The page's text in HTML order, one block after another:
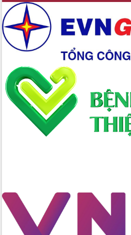
Chuyển đổi số 'mở đường' cho nông
nghiệp Đắk Lắk tăng trưởng bứt phá
Triển khai đồng bộ đo đạc, lập hồ sơ
địa chính, hoàn thiện cơ sở dữ liệu đất
đai
Ứng dụng sinh trắc học - Bước tiến
trong hành trình chuyển đổi số tại Đắk
Lắk
Đắk Lắk nâng cao hiệu quả công tác
Đảng từ Sổ tay đảng viên điện tử
Đắk Lắk đẩy mạnh nuôi biển công
nghệ, hướng tới phát triển thủy sản
2026
Đẩy mạnh cải cách hành chính, quyết
tâm đạt được mục tiêu tăng trưởng
hai con số trong năm 2026